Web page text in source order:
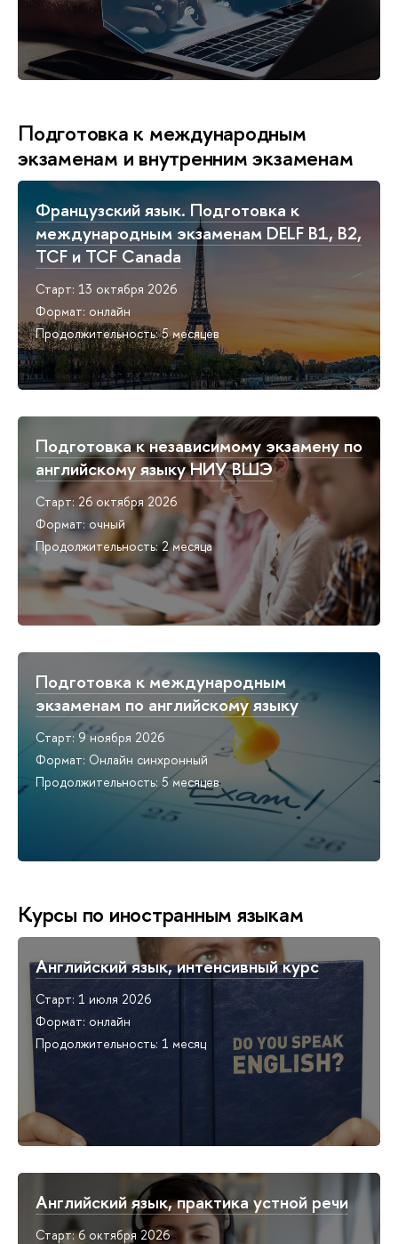
Подготовка к международным
экзаменам и внутренним экзаменам
Французский язык. Подготовка к
международным экзаменам DELF B1, B2,
TCF и TCF Сanada
Старт: 13 октября 2026
Формат: онлайн
Продолжительность: 5 месяцев
Подготовка к независимому экзамену по
английскому языку НИУ ВШЭ
Старт: 26 октября 2026
Формат: очный
Продолжительность: 2 месяца
Подготовка к международным
экзаменам по английскому языку
Старт: 9 ноября 2026
Формат: Онлайн синхронный
Продолжительность: 5 месяцев
Курсы по иностранным языкам
Английский язык, интенсивный курс
Старт: 1 июля 2026
Формат: онлайн
Продолжительность: 1 месяц
Английский язык, практика устной речи
Старт: 6 октября 2026